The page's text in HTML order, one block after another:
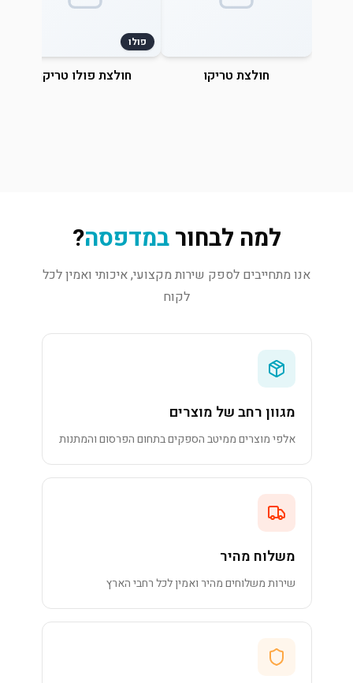
חולצת טריקו
פולו
חולצת פולו טריקו
למה לבחורבמדפסה?
אנו מתחייבים לספק שירות מקצועי, איכותי ואמין לכל
לקוח
מגוון רחב של מוצרים
אלפי מוצרים ממיטב הספקים בתחום הפרסום והמתנות
משלוח מהיר
שירות משלוחים מהיר ואמין לכל רחבי הארץ